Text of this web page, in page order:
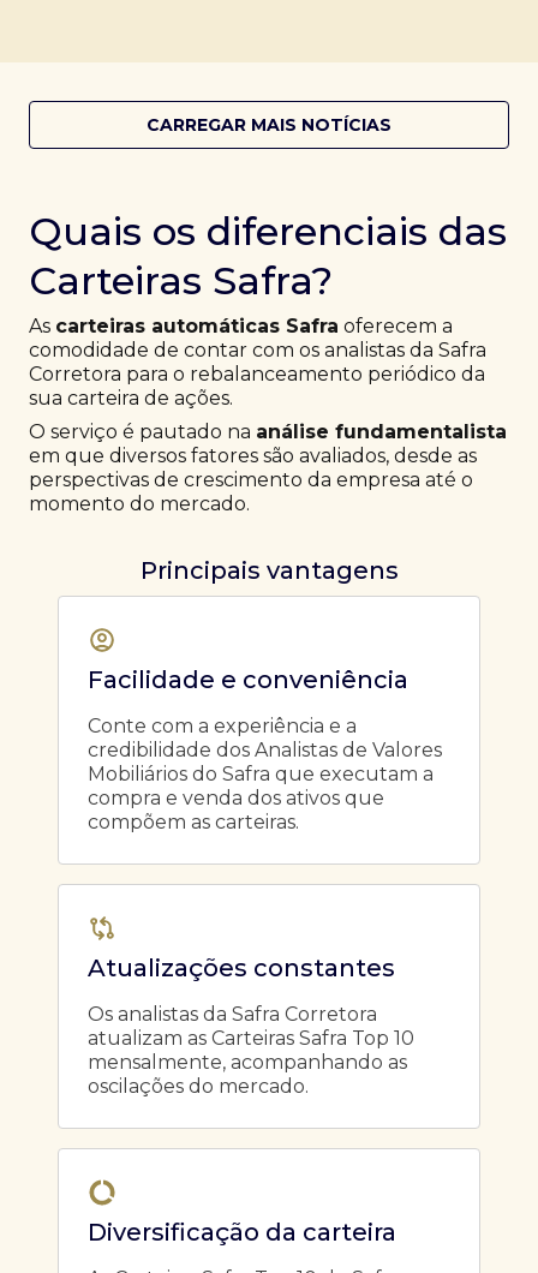
CARREGAR MAIS NOTÍCIAS
Quais os diferenciais das
Carteiras Safra?
As carteiras automáticas Safra oferecem a
comodidade de contar com os analistas da Safra
Corretora para o rebalanceamento periódico da
sua carteira de ações.
O serviço é pautado na análise fundamentalista
em que diversos fatores são avaliados, desde as
perspectivas de crescimento da empresa até o
momento do mercado.
Principais vantagens
Facilidade e conveniência
Conte com a experiência e a
credibilidade dos Analistas de Valores
Mobiliários do Safra que executam a
compra e venda dos ativos que
compõem as carteiras.
Atualizações constantes
Os analistas da Safra Corretora
atualizam as Carteiras Safra Top 10
mensalmente, acompanhando as
oscilações do mercado.
Diversificação da carteira